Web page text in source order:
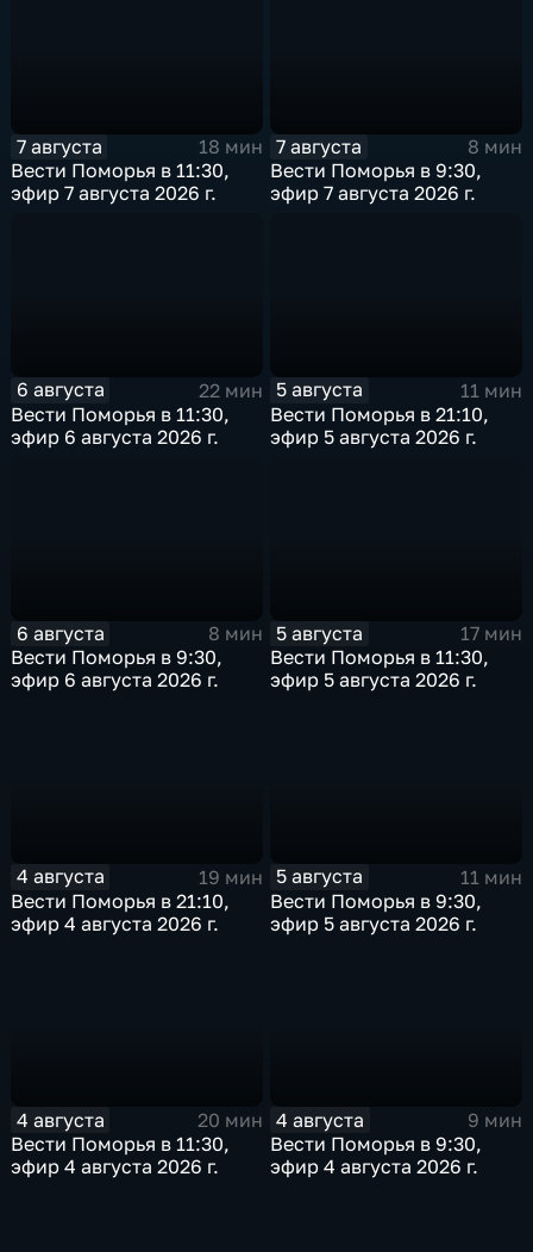
7 августа
18 мин
Вести Поморья в 11:30,
эфир 7 августа 2026 г.
7 августа
8 мин
Вести Поморья в 9:30,
эфир 7 августа 2026 г.
6 августа
22 мин
Вести Поморья в 11:30,
эфир 6 августа 2026 г.
5 августа
11 мин
Вести Поморья в 21:10,
эфир 5 августа 2026 г.
6 августа
8 мин
Вести Поморья в 9:30,
эфир 6 августа 2026 г.
5 августа
17 мин
Вести Поморья в 11:30,
эфир 5 августа 2026 г.
4 августа
19 мин
Вести Поморья в 21:10,
эфир 4 августа 2026 г.
5 августа
11 мин
Вести Поморья в 9:30,
эфир 5 августа 2026 г.
4 августа
20 мин
Вести Поморья в 11:30,
эфир 4 августа 2026 г.
4 августа
9 мин
Вести Поморья в 9:30,
эфир 4 августа 2026 г.